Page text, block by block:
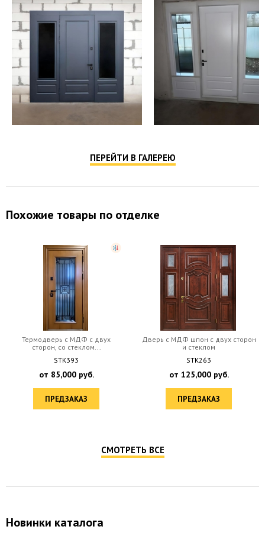
ПЕРЕЙТИ В ГАЛЕРЕЮ
Похожие товары по отделке
Термодверь с МДФ с двух
сторон, со стеклом...
STK393
от 85,000руб.
ПРЕДЗАКАЗ
Дверь c МДФ шпон с двух сторон
и стеклом
STK263
от 125,000руб.
ПРЕДЗАКАЗ
СМОТРЕТЬ ВСЕ
Новинки каталога